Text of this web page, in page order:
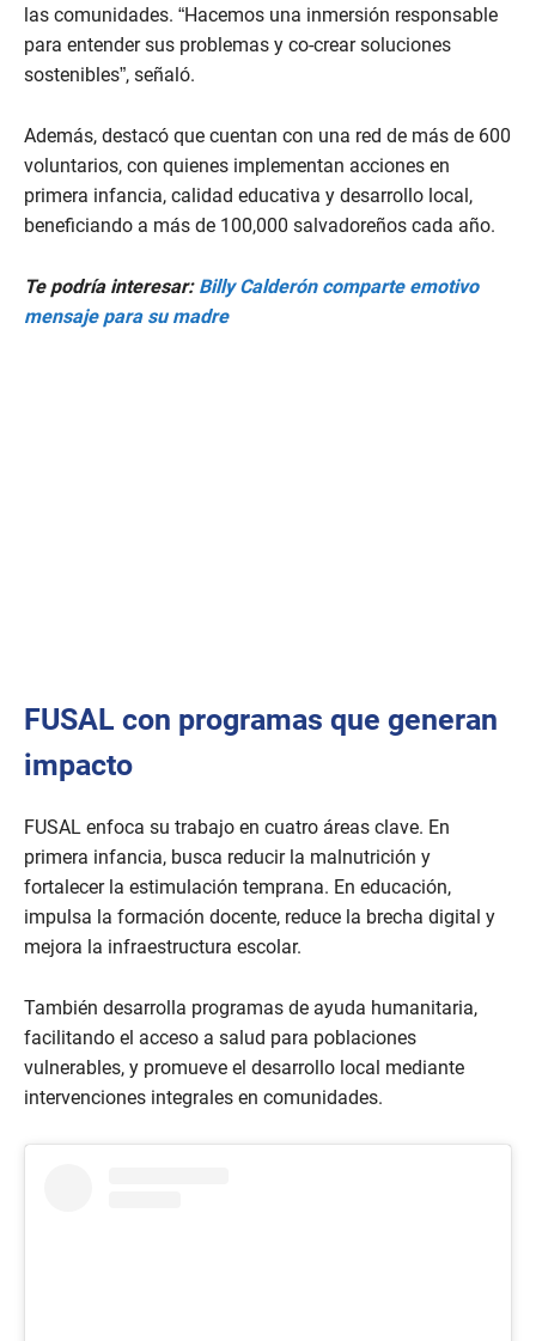
las comunidades. “Hacemos una inmersión responsable
para entender sus problemas y co-crear soluciones
sostenibles”, señaló.
Además, destacó que cuentan con una red de más de 600
voluntarios, con quienes implementan acciones en
primera infancia, calidad educativa y desarrollo local,
beneficiando a más de 100,000 salvadoreños cada año.
Te podría interesar:Billy Calderón comparte emotivo
mensaje para su madre
FUSAL con programas que generan
impacto
FUSAL enfoca su trabajo en cuatro áreas clave. En
primera infancia, busca reducir la malnutrición y
fortalecer la estimulación temprana. En educación,
impulsa la formación docente, reduce la brecha digital y
mejora la infraestructura escolar.
También desarrolla programas de ayuda humanitaria,
facilitando el acceso a salud para poblaciones
vulnerables, y promueve el desarrollo local mediante
intervenciones integrales en comunidades.